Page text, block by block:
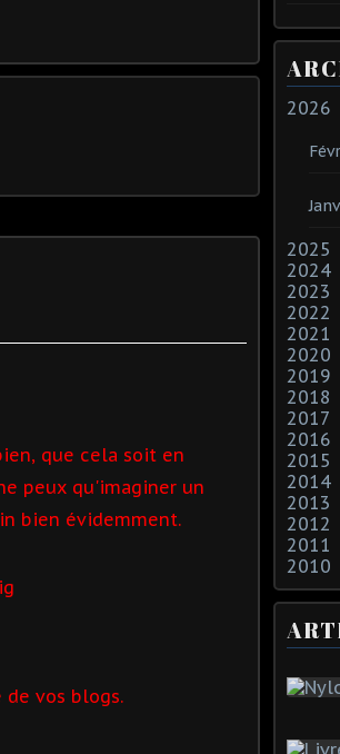
que cela soit en
peux qu'imaginer un
bien évidemment.
vos blogs.
2026
2025
2024
2023
2022
2021
2020
2019
2018
2017
2016
2015
2014
2013
2012
2011
2010